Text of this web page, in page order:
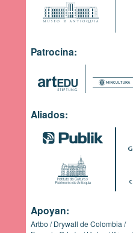
Patrocina:
Aliados:
Apoyan:
Artbo
Drywall de Colombia